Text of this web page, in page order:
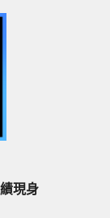
現身